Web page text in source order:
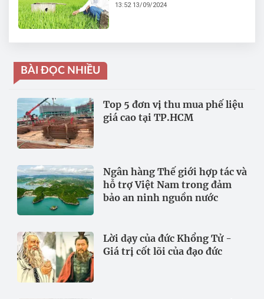
13:52 13/09/2024
BÀI ĐỌC NHIỀU
Top 5 đơn vị thu mua phế liệu
giá cao tại TP.HCM
Ngân hàng Thế giới hợp tác và
hỗ trợ Việt Nam trong đảm
bảo an ninh nguồn nước
Lời dạy của đức Khổng Tử -
Giá trị cốt lõi của đạo đức